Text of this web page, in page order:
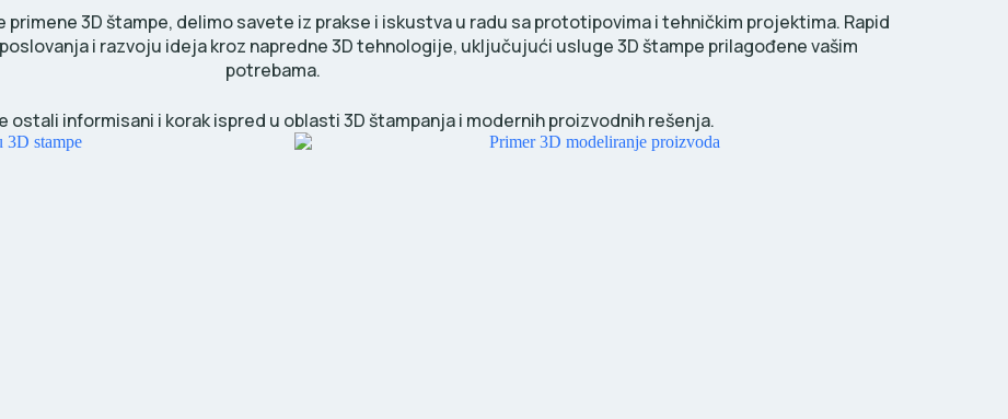
3D štampe, delimo savete iz prakse i iskustva u radu sa prototipovima i tehničkim projektima. Rapid
i razvoju ideja kroz napredne 3D tehnologije, uključujući usluge 3D štampe prilagođene vašim
potrebama.
ostali informisani i korak ispred u oblasti 3D štampanja i modernih proizvodnih rešenja.